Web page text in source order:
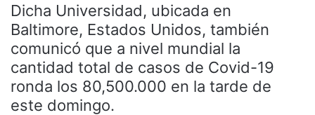
Dicha Universidad, ubicada en
Baltimore, Estados Unidos, también
comunicó que a nivel mundial la
cantidad total de casos de Covid-19
ronda los 80,500.000 en la tarde de
este domingo.